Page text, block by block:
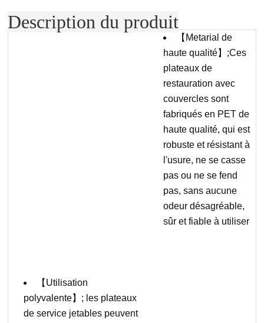
Description du produit
【Metarial de
haute qualité】;Ces
plateaux de
restauration avec
couvercles sont
fabriqués en PET de
haute qualité, qui est
robuste et résistant à
l'usure, ne se casse
pas ou ne se fend
pas, sans aucune
odeur désagréable,
sûr et fiable à utiliser
【Utilisation
polyvalente】; les plateaux
de service jetables peuvent